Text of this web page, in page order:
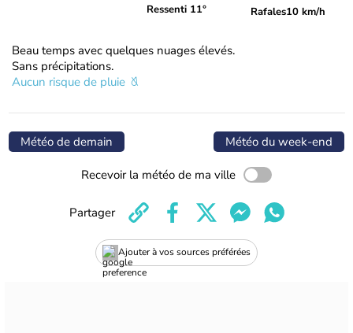
Ressenti 11° Rafales10 km/h
Beau temps avec quelques nuages élevés.
Sans précipitations.
Aucun risque de pluie
Météo de demain Météo du week-end
Recevoir la météo de ma ville
Ajouter à vos sources préférées
Partager